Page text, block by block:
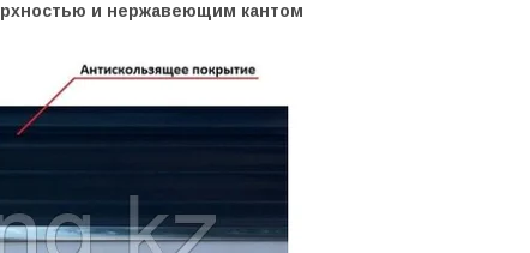
и нержавеющим кантом